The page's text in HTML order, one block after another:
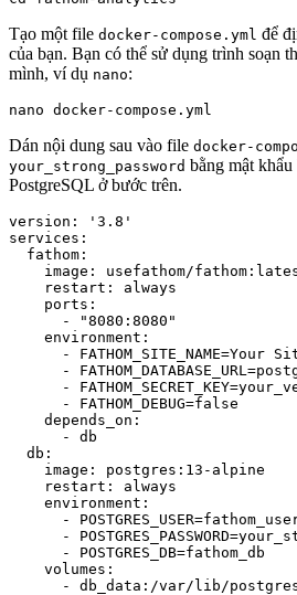
Tạo một file docker-compose.yml để
của bạn. Bạn có thể sử dụng trình soạn
mình, ví dụ nano:
Dán nội dung sau vào file docker-
your_strong_password bằng mật
PostgreSQL ở bước trên.
version: '3.8'
services:
  fathom:
image: usefathom/
    restart: always
    ports:
      - "8080:8080"
    environment:
- FATHOM_SITE_NAME=Your
-
-
      - FATHOM_DEBUG=false
    depends_on:
      - db
  db:
    image: postgres:13-alpine
    restart: always
    environment:
-
-
      - POSTGRES_DB=fathom_db
    volumes:
- db_data:/var/lib/